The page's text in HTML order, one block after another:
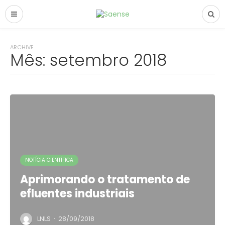
ARCHIVE
Mês: setembro 2018
NOTÍCIA CIENTÍFICA
Aprimorando o tratamento de
efluentes industriais
LNLS · 28/09/2018